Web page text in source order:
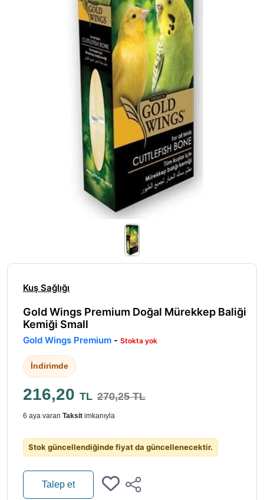
Kuş Sağlığı
Gold Wings Premium Doğal Mürekkep Baliği
Kemiği Small
Gold Wings Premium - Stokta yok
İndirimde
216,20 TL 270,25 TL
6 aya varan Taksit imkanıyla
Stok güncellendiğinde fiyat da güncellenecektir.
Talep et